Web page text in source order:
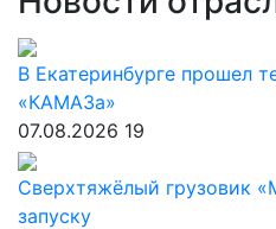
В Екатеринбурге прошел
«КАМАЗа»
07.08.2026 19
Сверхтяжёлый грузовик
запуску